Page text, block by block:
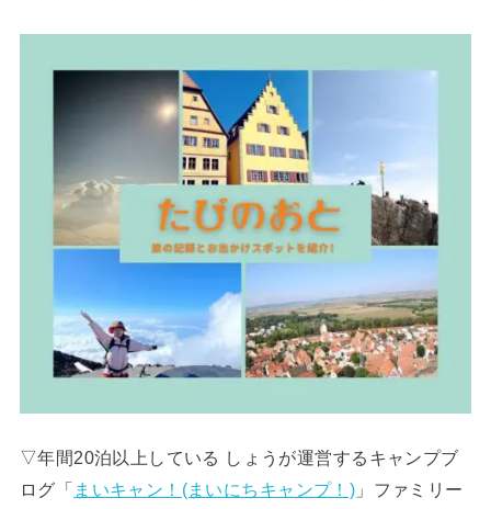
▽年間20泊以上している しょうが運営するキャンプブ
ログ「 まいキャン！(まいにちキャンプ！) 」ファミリー